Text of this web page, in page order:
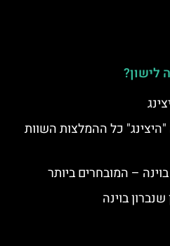
לישון?
ה-13 של וינה "היצינג" כל ההמלצות השוות
– המובחרים ביותר
בוינה